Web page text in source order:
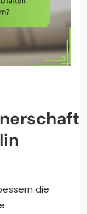
die